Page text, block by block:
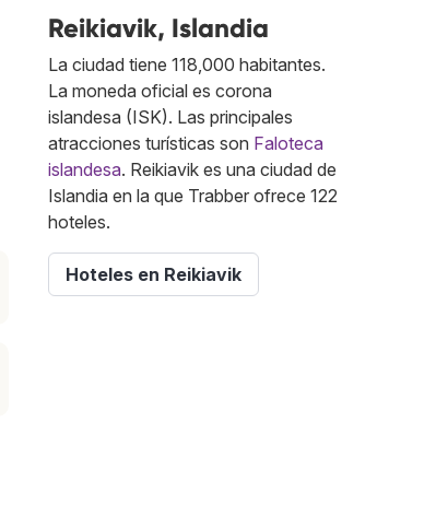
Reikiavik, Islandia
La ciudad tiene 118,000 habitantes.
La moneda oficial es corona
islandesa (ISK). Las principales
atracciones turísticas son Faloteca
islandesa. Reikiavik es una ciudad de
Islandia en la que Trabber ofrece 122
hoteles.
Hoteles en Reikiavik